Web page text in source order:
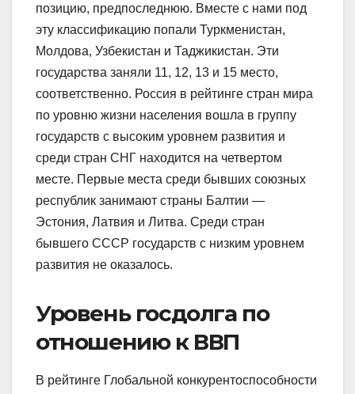
позицию, предпоследнюю. Вместе с нами под
эту классификацию попали Туркменистан,
Молдова, Узбекистан и Таджикистан. Эти
государства заняли 11, 12, 13 и 15 место,
соответственно. Россия в рейтинге стран мира
по уровню жизни населения вошла в группу
государств с высоким уровнем развития и
среди стран СНГ находится на четвертом
месте. Первые места среди бывших союзных
республик занимают страны Балтии —
Эстония, Латвия и Литва. Среди стран
бывшего СССР государств с низким уровнем
развития не оказалось.
Уровень госдолга по
отношению к ВВП
В рейтинге Глобальной конкурентоспособности